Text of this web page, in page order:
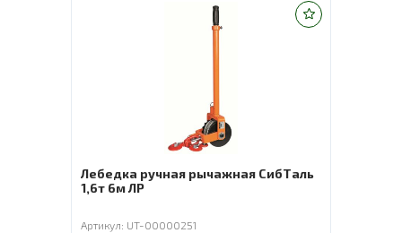
Лебедка ручная рычажная СибТаль
1,6т 6м ЛР
Артикул: UT-00000251